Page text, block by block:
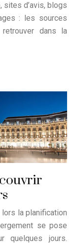
sites d’avis, blogs
: les sources
dans la
la planification
se pose
quelques jours.